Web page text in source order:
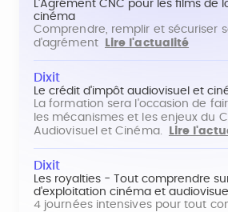
L'Agrément CNC pour les films de
cinéma
Comprendre, remplir et sécuriser
d'agrément
Lire l'actualité
Dixit
Le crédit d'impôt audiovisuel et
La formation sera l'occasion de
les mécanismes et les enjeux du
Audiovisuel et Cinéma.
Lire
Dixit
Les royalties - Tout comprendre
d'exploitation cinéma et audiovisuel
4 journées intensives pour tout